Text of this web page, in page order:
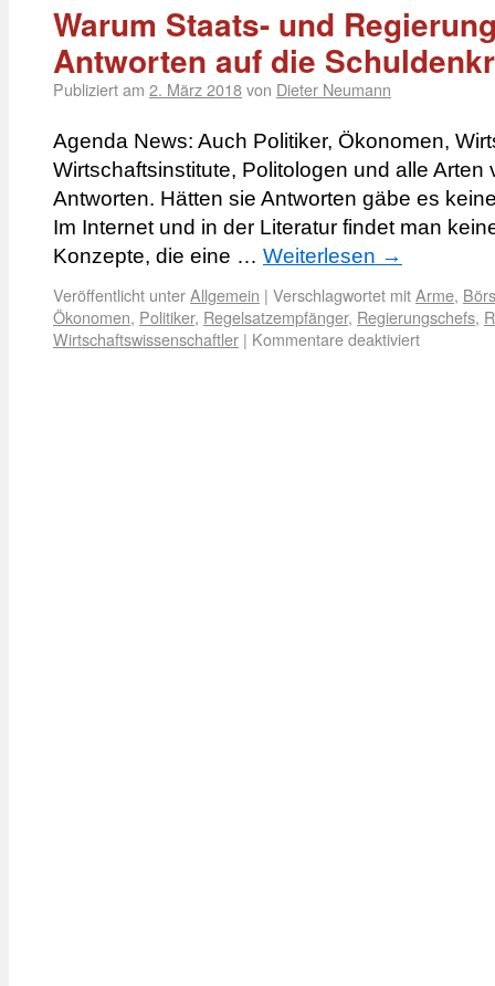
Warum Staats- und
Antworten auf die
Publiziert am 2. März 2018von Dieter Neumann
Agenda News: Auch Politiker, Ökonomen,
Wirtschaftsinstitute, Politologen und alle
Antworten. Hätten sie Antworten gäbe es
Im Internet und in der Literatur findet man
Konzepte, die eine … Weiterlesen →
Veröffentlicht unterAllgemein | Verschlagwortet mitArme,
Ökonomen, Politiker, Regelsatzempfänger, Regierungschefs,
Wirtschaftswissenschaftler | Kommentare deaktiviert